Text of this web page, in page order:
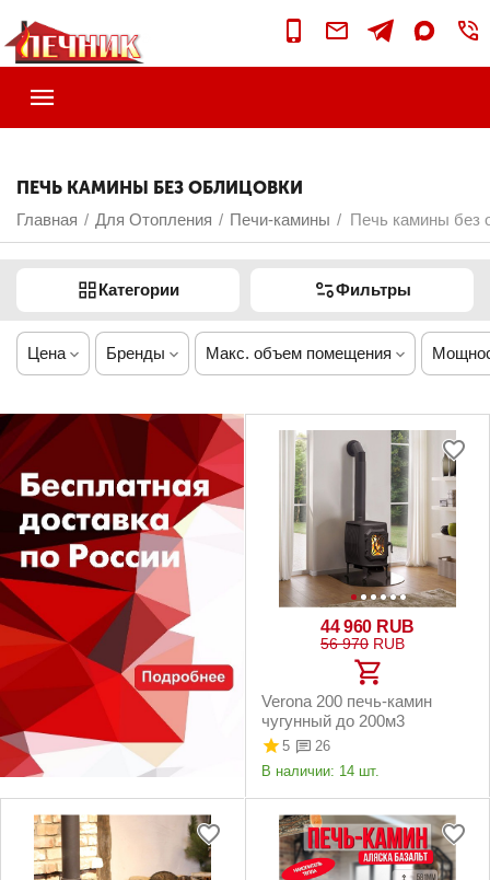
ПЕЧЬ КАМИНЫ БЕЗ ОБЛИЦОВКИ
Главная / Для Отопления / Печи-камины / Печь камины без
Категории Фильтры
Цена Бренды Макс. объем помещения
44 960 RUB
56 970 RUB
Verona 200 печь-камин
чугунный до 200м3
5
26
В наличии: 14 шт.